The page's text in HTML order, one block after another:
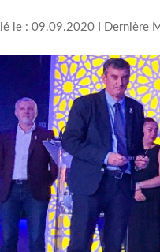
le : 09.09.2020 I Dernière